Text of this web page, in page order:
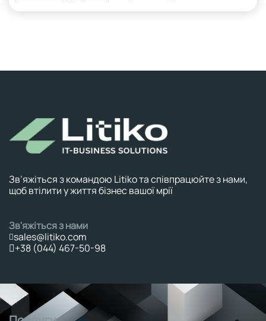
Зв’яжіться з командою Litiko та співпрацюйте з нами,
щоб втілити у життя бізнес вашої мрії
Зв'яжіться з нами
sales@litiko.com
+38 (044) 467-50-98